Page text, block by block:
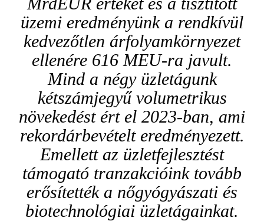
üzemi eredményünk a rendkívül
kedvezőtlen árfolyamkörnyezet
ellenére 616 MEU-ra javult.
Mind a négy üzletágunk
kétszámjegyű volumetrikus
növekedést ért el 2023-ban, ami
rekordárbevételt eredményezett.
Emellett az üzletfejlesztést
támogató tranzakcióink tovább
erősítették a nőgyógyászati és
biotechnológiai üzletágainkat.